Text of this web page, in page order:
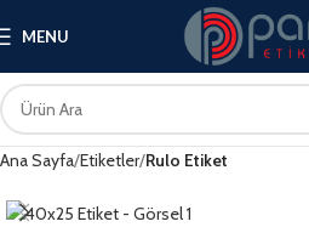
MENU
Ana Sayfa Etiketler Rulo Etiket